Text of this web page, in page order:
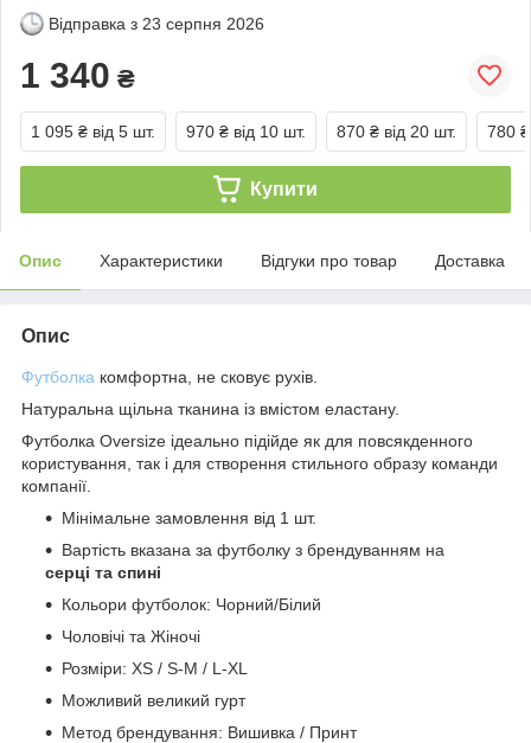
Відправка з 23 серпня 2026
1 340 ₴
1 095 ₴ від 5 шт. 970 ₴ від 10 шт. 870 ₴ від 20 шт. 780 ₴
Купити
Опис Характеристики Відгуки про товар Доставка
Опис
Футболка комфортна, не сковує рухів.
Натуральна щільна тканина із вмістом еластану.
Футболка Oversize ідеально підійде як для повсякденного
користування, так і для створення стильного образу команди
компанії.
Мінімальне замовлення від 1 шт.
Вартість вказана за футболку з брендуванням на
серці та спині
Кольори футболок: Чорний/Білий
Чоловічі та Жіночі
Розміри: XS / S-M / L-XL
Можливий великий гурт
Метод брендування: Вишивка / Принт